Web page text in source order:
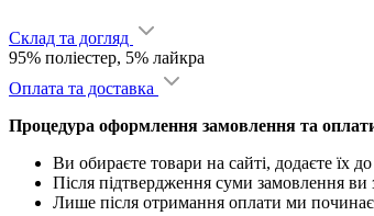
Склад та догляд
95% поліестер, 5% лайкра
Оплата та доставка
Процедура оформлення замовлення та
Ви обираєте товари на сайті, додаєте їх
Після підтвердження суми замовлення
Лише після отримання оплати ми